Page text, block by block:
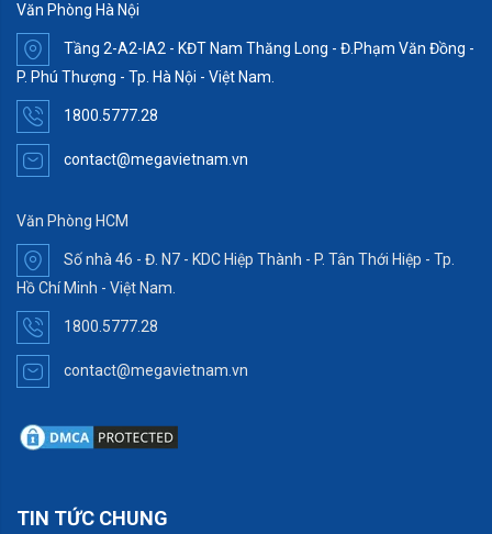
Văn Phòng Hà Nội
Tầng 2-A2-IA2 - KĐT Nam Thăng Long - Đ.Phạm Văn Đồng -
P. Phú Thượng - Tp. Hà Nội - Việt Nam.
1800.5777.28
contact@megavietnam.vn
Văn Phòng HCM
Số nhà 46 - Đ. N7 - KDC Hiệp Thành - P. Tân Thới Hiệp - Tp.
Hồ Chí Minh - Việt Nam.
1800.5777.28
contact@megavietnam.vn
TIN TỨC CHUNG